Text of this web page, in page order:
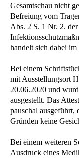
Gesamtschau nicht
Befreiung vom
Abs. 2 S. 1 Nr. 2.
handelt sich dabei
Bei einem
mit Ausstellungsort
20.06.2020 und
ausgestellt. Das
pauschal ausgeführt,
Gründen keine
Bei einem weiteren
Ausdruck eines